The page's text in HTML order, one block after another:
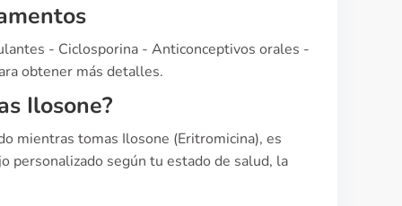
- Ciclosporina - Anticonceptivos orales -
obtener más detalles.
Ilosone?
mientras tomas Ilosone (Eritromicina), es
personalizado según tu estado de salud, la